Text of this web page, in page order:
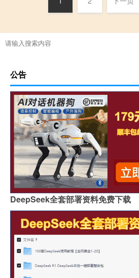
公告
DeepSeek全套部署资料免费下载